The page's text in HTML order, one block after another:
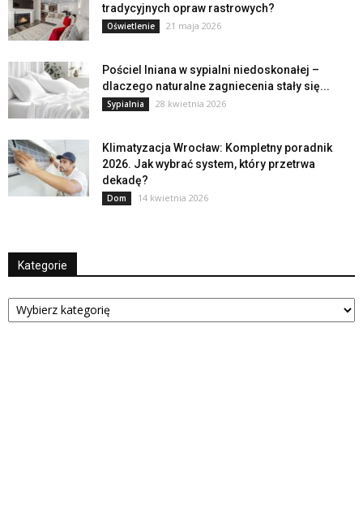
tradycyjnych opraw rastrowych?
Oświetlenie 21 maja 2026
Pościel lniana w sypialni niedoskonałej –
dlaczego naturalne zagniecenia stały się...
Sypialnia 28 kwietnia 2026
Klimatyzacja Wrocław: Kompletny poradnik
2026. Jak wybrać system, który przetrwa
dekadę?
Dom 14 kwietnia 2026
Kategorie
Kategorie